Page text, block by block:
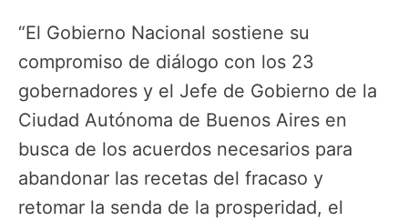
“El Gobierno Nacional sostiene su
compromiso de diálogo con los 23
gobernadores y el Jefe de Gobierno de la
Ciudad Autónoma de Buenos Aires en
busca de los acuerdos necesarios para
abandonar las recetas del fracaso y
retomar la senda de la prosperidad, el